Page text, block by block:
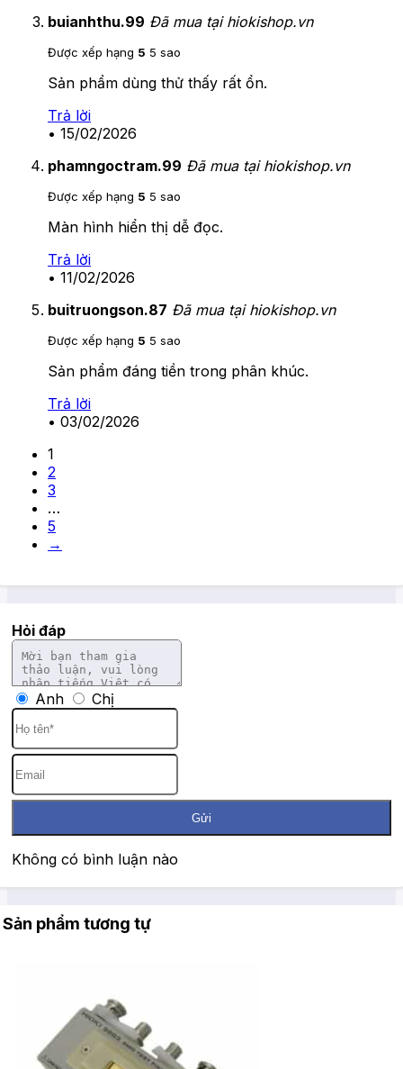
buianhthu.99 Đã mua tại hiokishop.vn
Được xếp hạng 5 5 sao
Sản phẩm dùng thử thấy rất ổn.
Trả lời
• 15/02/2026
phamngoctram.99 Đã mua tại hiokishop.vn
Được xếp hạng 5 5 sao
Màn hình hiển thị dễ đọc.
Trả lời
• 11/02/2026
buitruongson.87 Đã mua tại hiokishop.vn
Được xếp hạng 5 5 sao
Sản phẩm đáng tiền trong phân khúc.
Trả lời
• 03/02/2026
1
2
3
…
5
→
Hỏi đáp
Anh Chị
Gửi
Không có bình luận nào
Sản phẩm tương tự